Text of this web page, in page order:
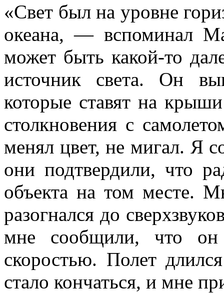
«Свет был на уровне
океана, — вспоминал
может быть какой-то
источник света. Он
которые ставят на
столкновения с
менял цвет, не мигал. Я
они подтвердили, что
объекта на том месте.
разогнался до
мне сообщили, что
скоростью. Полет
стало кончаться, и мне